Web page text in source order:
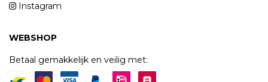
Instagram
WEBSHOP
Betaal gemakkelijk en veilig met: